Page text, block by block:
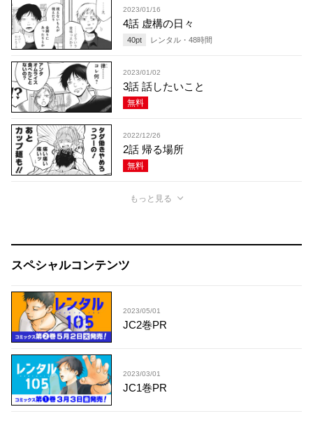
2023/01/16
4話 虚構の日々
40pt レンタル・ 48時間
2023/01/02
3話 話したいこと
無料
2022/12/26
2話 帰る場所
無料
もっと見る
スペシャルコンテンツ
2023/05/01
JC2巻PR
2023/03/01
JC1巻PR